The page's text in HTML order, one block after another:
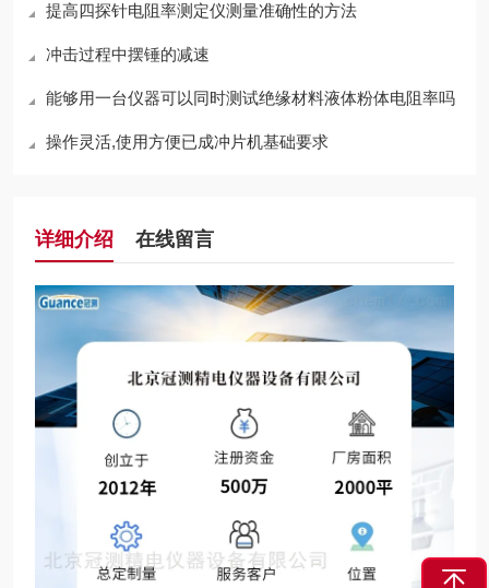
提高四探针电阻率测定仪测量准确性的方法
冲击过程中摆锤的减速
能够用一台仪器可以同时测试绝缘材料液体粉体电阻率吗
操作灵活,使用方便已成冲片机基础要求
详细介绍 在线留言